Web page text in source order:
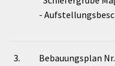
-
3.
Bebauungsplan